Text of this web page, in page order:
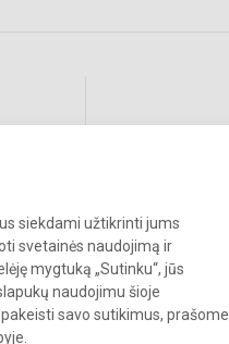
siekdami užtikrinti jums
svetainės naudojimą ir
mygtuką „Sutinku“, jūs
naudojimu šioje
savo sutikimus, prašome
Visos teisės saugomos.